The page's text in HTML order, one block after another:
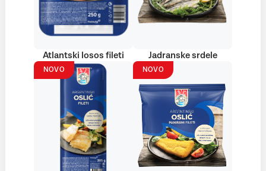
Atlantski losos fileti Jadranske srdele
NOVO NOVO